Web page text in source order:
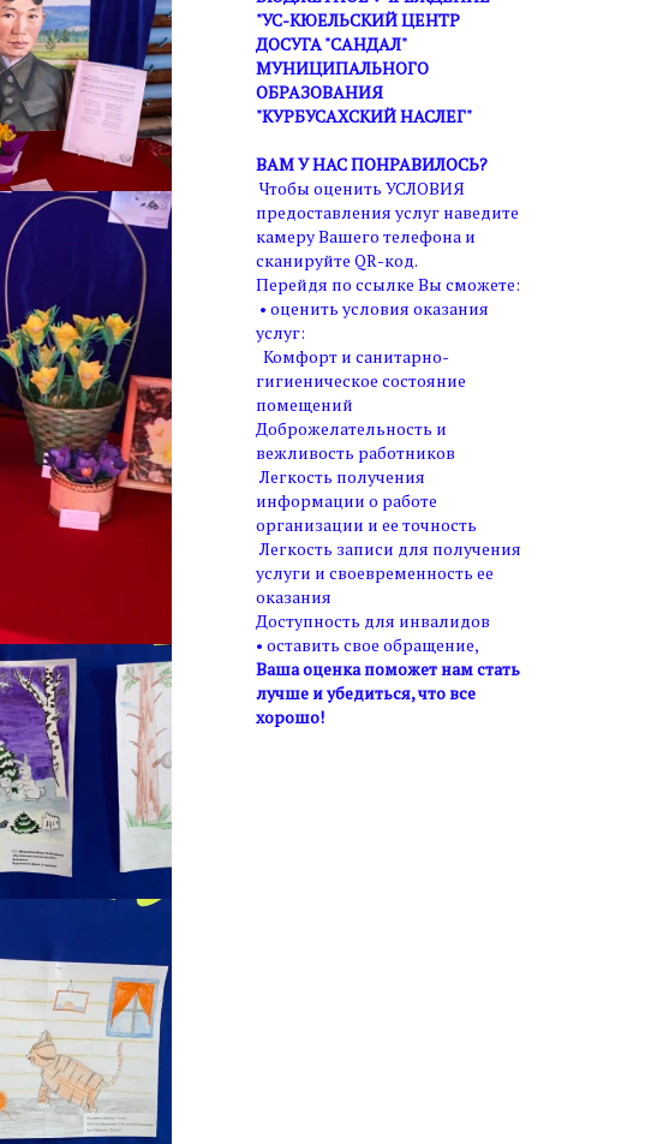
"УС-КЮЕЛЬСКИЙ ЦЕНТР
ДОСУГА "САНДАЛ"
МУНИЦИПАЛЬНОГО
ОБРАЗОВАНИЯ
"КУРБУСАХСКИЙ НАСЛЕГ"
ВАМ У НАС ПОНРАВИЛОСЬ?
Чтобы оценить УСЛОВИЯ
предоставления услуг наведите
камеру Вашего телефона и
сканируйте QR-код.
Перейдя по ссылке Вы сможете:
• оценить условия оказания
услуг:
Комфорт и санитарно-
гигиеническое состояние
помещений
Доброжелательность и
вежливость работников
Легкость получения
информации о работе
организации и ее точность
Легкость записи для получения
услуги и своевременность ее
оказания
Доступность для инвалидов
• оставить свое обращение,
Ваша оценка поможет нам стать
лучше и убедиться, что все
хорошо!